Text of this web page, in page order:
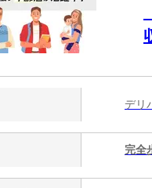
デリ
完全